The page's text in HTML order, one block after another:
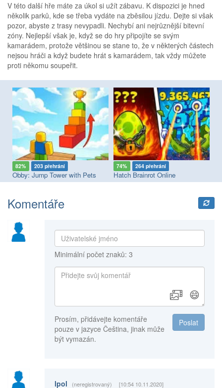
V této další hře máte za úkol si užít zábavu. K dispozici je hned
několik parků, kde se třeba vydáte na zběsilou jízdu. Dejte si však
pozor, abyste z trasy nevypadli. Nechybí ani nejrůznější bitevní
zóny. Nejlepší však je, když se do hry připojíte se svým
kamarádem, protože většinou se stane to, že v některých částech
nejsou hráči a když budete hrát s kamarádem, tak vždy můžete
proti někomu soupeřit.
82% 203 přehrání
Obby: Jump Tower with Pets
74% 264 přehrání
Hatch Brainrot Online
Komentáře
Minimální počet znaků: 3
😄
Poslat
Prosím, přidávejte komentáře
pouze v jazyce Čeština, jinak může
být vymazán.
lpol (neregistrovaný) [10:54 10.11.2020]